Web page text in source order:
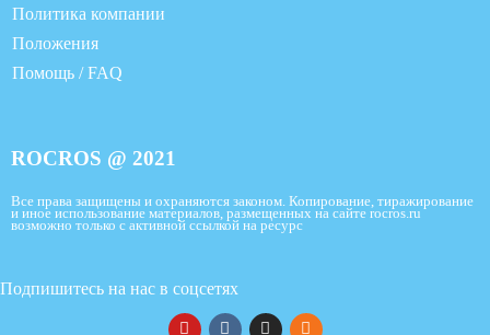
Политика компании
Положения
Помощь / FAQ
ROCROS @ 2021
Все права защищены и охраняются законом. Копирование, тиражирование
и иное использование материалов, размещенных на сайте rocros.ru
возможно только с активной ссылкой на ресурс
Подпишитесь на нас в соцсетях